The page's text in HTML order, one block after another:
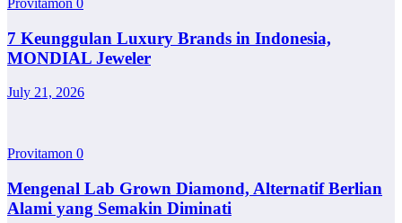
Provitamon 0
7 Keunggulan Luxury Brands in Indonesia,
MONDIAL Jeweler
July 21, 2026
Provitamon 0
Mengenal Lab Grown Diamond, Alternatif Berlian
Alami yang Semakin Diminati